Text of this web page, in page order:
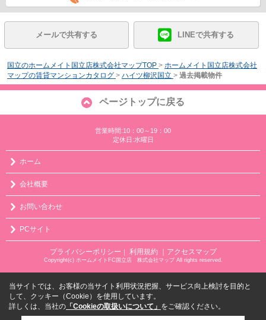
メールで共有する LINEで共有する
国立のホームメイト国立店株式会社マップTOP > ホームメイト国立店株式会社
マップの賃貸マンションカタログ > ハイツ柳沢国立 > 過去掲載物件
ページトップに戻る
営業時間:10：00～19：00
定休日:水曜日
ホーム
会社概要
お問い合わせ
PCサイト
プライバシーポリシー ｜ 利用規約 ｜アクセスマップ
Copyright(c) ホームメイトFC国立店 株式会社マップ All rights reserved.
当サイトでは、お客様の当サイト利用状況把握、サービス向上検討を目的と
して、クッキー（Cookie）を使用しています。
詳しくは、当社の 「Cookieの取扱いについて」 をご確認ください。